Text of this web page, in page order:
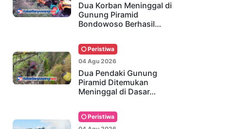
Dua Korban Meninggal di
Gunung Piramid
Bondowoso Berhasil…
Peristiwa
04 Agu 2026
Dua Pendaki Gunung
Piramid Ditemukan
Meninggal di Dasar…
Peristiwa